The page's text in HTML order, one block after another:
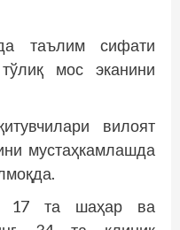
таълим сифати
мос эканини
вилоят
мустаҳкамлашда
17 та шаҳар ва